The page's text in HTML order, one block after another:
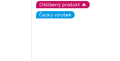
Oblíbený produkt 🔥
Český výrobek